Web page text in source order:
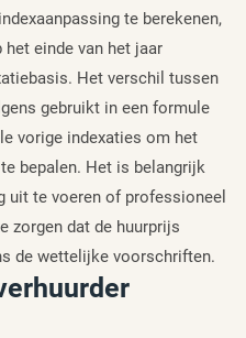
te berekenen,
einde van het jaar
Het verschil tussen
gebruikt in een formule
vorige indexaties om het
bepalen. Het is belangrijk
uit te voeren of professioneel
zorgen dat de huurprijs
de wettelijke voorschriften.